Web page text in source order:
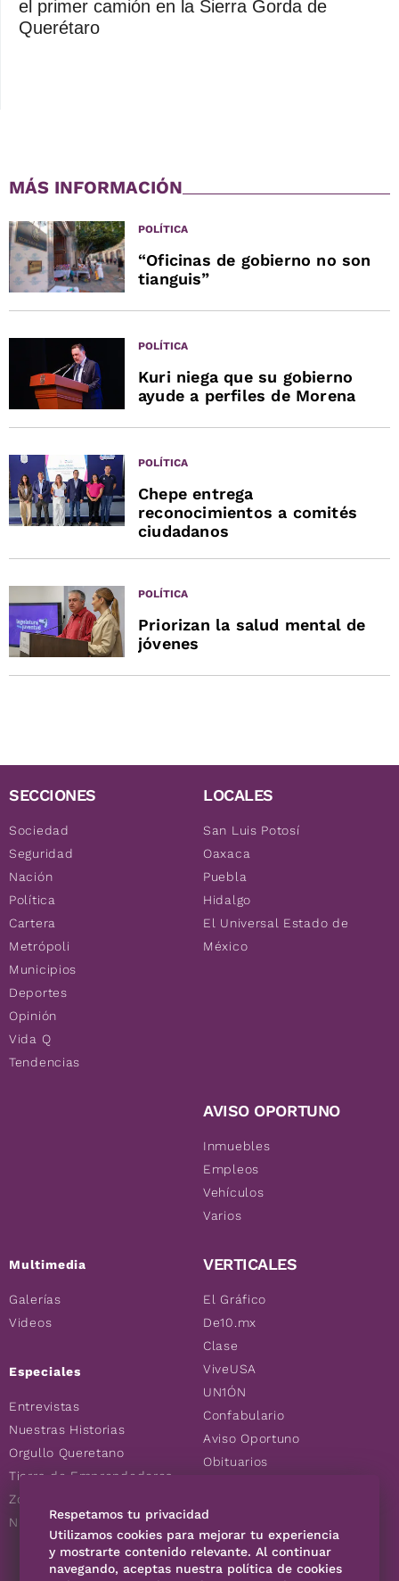
el primer camión en la Sierra Gorda de
Querétaro
MÁS INFORMACIÓN
POLÍTICA
“Oficinas de gobierno no son
tianguis”
POLÍTICA
Kuri niega que su gobierno
ayude a perfiles de Morena
POLÍTICA
Chepe entrega
reconocimientos a comités
ciudadanos
POLÍTICA
Priorizan la salud mental de
jóvenes
SECCIONES
Sociedad
Seguridad
Nación
Política
Cartera
Metrópoli
Municipios
Deportes
Opinión
Vida Q
Tendencias
Multimedia
Galerías
Videos
Especiales
Entrevistas
Nuestras Historias
Orgullo Queretano
Tierra de Emprendedores
Zoociales
Nuevos Queretanos
LOCALES
San Luis Potosí
Oaxaca
Puebla
Hidalgo
El Universal Estado de
México
AVISO OPORTUNO
Inmuebles
Empleos
Vehículos
Varios
VERTICALES
El Gráfico
De10.mx
Clase
ViveUSA
UN1ÓN
Confabulario
Aviso Oportuno
Obituarios
Consultas
SÍGUENOS
Respetamos tu privacidad
Utilizamos cookies para mejorar tu experiencia
y mostrarte contenido relevante. Al continuar
navegando, aceptas nuestra política de cookies